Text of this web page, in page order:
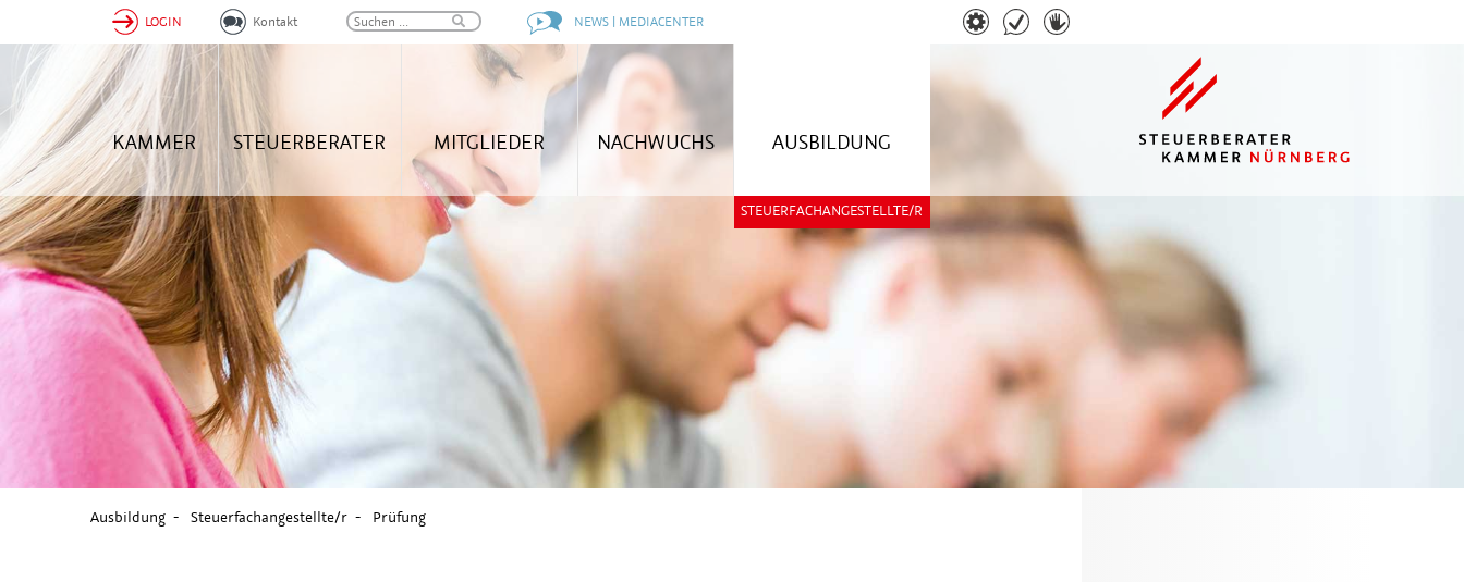
LOGIN Kontakt NEWS | MEDIACENTER
KAMMER STEUERBERATER MITGLIEDER NACHWUCHS AUSBILDUNG
STEUERFACHANGESTELLTE/R
Ausbildung Steuerfachangestellte/r Prüfung